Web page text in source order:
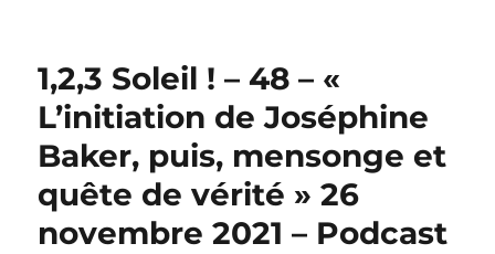
1,2,3 Soleil ! – 48 – «
L’initiation de Joséphine
Baker, puis, mensonge et
quête de vérité » 26
novembre 2021 – Podcast